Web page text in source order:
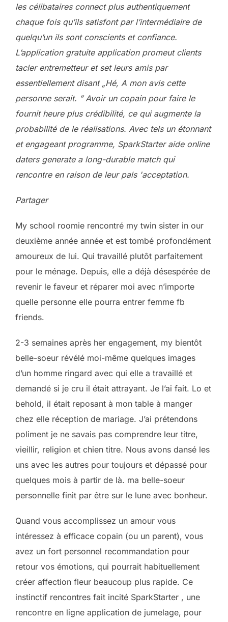
les célibataires connect plus authentiquement
chaque fois qu’ils satisfont par l’intermédiaire de
quelqu’un ils sont conscients et confiance.
L’application gratuite application promeut clients
tacler entremetteur et set leurs amis par
essentiellement disant „Hé, A mon avis cette
personne serait. ” Avoir un copain pour faire le
fournit heure plus crédibilité, ce qui augmente la
probabilité de le réalisations. Avec tels un étonnant
et engageant programme, SparkStarter aide online
daters generate a long-durable match qui
rencontre en raison de leur pals 'acceptation.
Partager
My school roomie rencontré my twin sister in our
deuxième année année et est tombé profondément
amoureux de lui. Qui travaillé plutôt parfaitement
pour le ménage. Depuis, elle a déjà désespérée de
revenir le faveur et réparer moi avec n’importe
quelle personne elle pourra entrer femme fb
friends.
2-3 semaines après her engagement, my bientôt
belle-soeur révélé moi-même quelques images
d’un homme ringard avec qui elle a travaillé et
demandé si je cru il était attrayant. Je l’ai fait. Lo et
behold, il était reposant à mon table à manger
chez elle réception de mariage. J’ai prétendons
poliment je ne savais pas comprendre leur titre,
vieillir, religion et chien titre. Nous avons dansé les
uns avec les autres pour toujours et dépassé pour
quelques mois à partir de là. ma belle-soeur
personnelle finit par être sur le lune avec bonheur.
Quand vous accomplissez un amour vous
intéressez à efficace copain (ou un parent), vous
avez un fort personnel recommandation pour
retour vos émotions, qui pourrait habituellement
créer affection fleur beaucoup plus rapide. Ce
instinctif rencontres fait incité SparkStarter , une
rencontre en ligne application de jumelage, pour